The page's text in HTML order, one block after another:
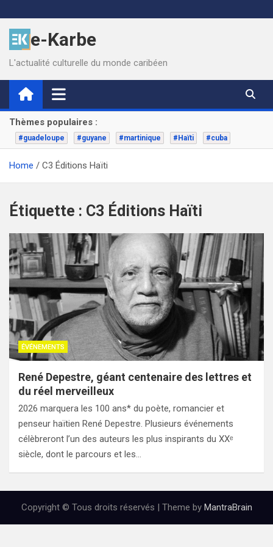
to
contente-Karbe
L'actualité culturelle du monde caribéen
Thèmes populaires :
#guadeloupe #guyane #martinique #Haïti #cuba
Home C3 Éditions Haïti
Étiquette : C3 Éditions Haïti
ÉVÉNEMENTS
René Depestre, géant centenaire des lettres et
du réel merveilleux
2026 marquera les 100 ans* du poète, romancier et
penseur haïtien René Depestre. Plusieurs événements
célèbreront l’un des auteurs les plus inspirants du XXᵉ
siècle, dont le parcours et les…
Copyright © Tous droits réservés | Theme by MantraBrain